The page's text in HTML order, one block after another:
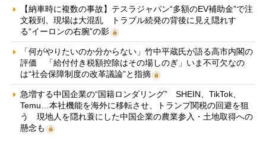
【納車時に複数の事故】テスラジャパン“多額のEV補助金”で注
文殺到、現場は大混乱 トラブル続発の背後に見え隠れす
る“イーロンの右腕”の影
「何がやりたいのか分からない」竹中平蔵氏が語る高市内閣の
評価 「給付付き税額控除はその場しのぎ」いま不可欠なの
は“社会保障制度の改革議論”と指摘
急増する中国企業の“国籍ロンダリング” SHEIN、TikTok、
Temu…本社機能を海外に移転させ、トランプ関税の回避を狙
う 現地人を隠れ蓑にした中国企業の農業参入・土地取得への
懸念も